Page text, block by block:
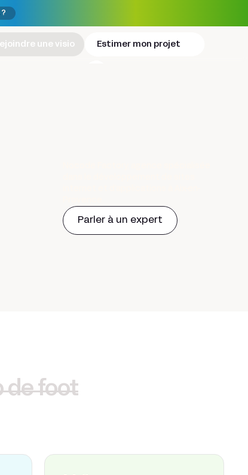
?
une visio Estimer mon projet
Parler à un expert
de foot